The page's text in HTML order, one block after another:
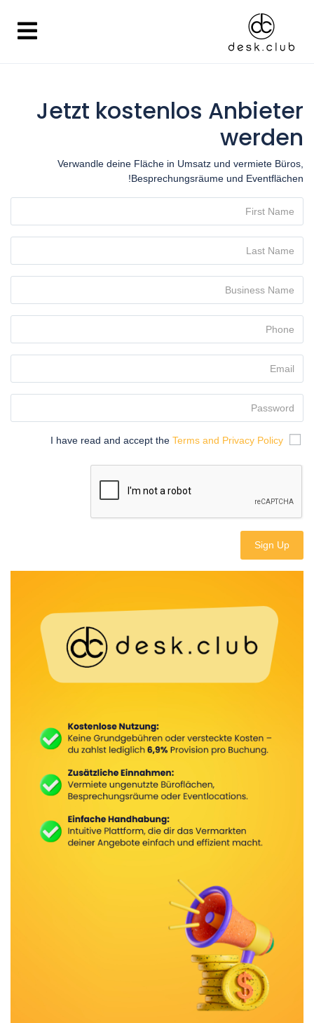
Jetzt kostenlos Anbieter
werden
Verwandle deine Fläche in Umsatz und vermiete Büros,
Besprechungsräume und Eventflächen!
Terms and Privacy Policy
Sign Up